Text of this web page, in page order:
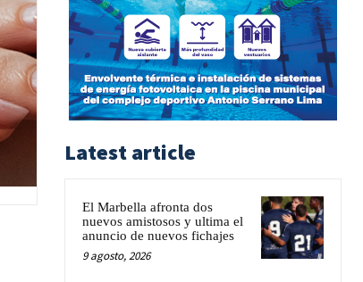
Latest article
El Marbella afronta dos
nuevos amistosos y ultima el
anuncio de nuevos fichajes
9 agosto, 2026